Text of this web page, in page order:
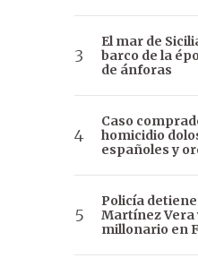
El mar de
barco de la
de ánforas
Caso
homicidio
españoles y
Policía
Martínez Vera
millonario en